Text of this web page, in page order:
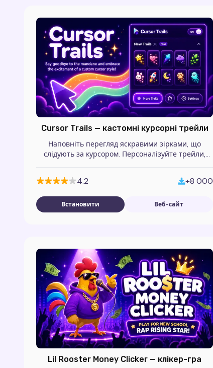
Cursor Trails — кастомні курсорні трейли
Наповніть перегляд яскравими зірками, що
слідують за курсором. Персоналізуйте трейли,
4.2 +8 000
Встановити Веб-сайт
Lil Rooster Money Clicker — клікер-гра